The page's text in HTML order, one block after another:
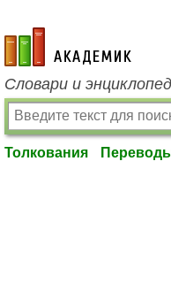
academic.ru
Словари и
Толкования